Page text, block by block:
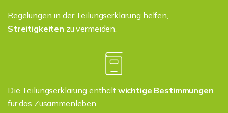
Regelungen in der Teilungserklärung helfen,
Streitigkeiten zu vermeiden.
Die Teilungserklärung enthält wichtige Bestimmungen
für das Zusammenleben.